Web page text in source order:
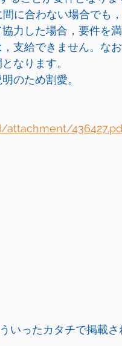
に合わない場合でも
力した場合，要件を
支給できません。な
なります。
のため割愛。
attachment/
いったカタチで掲載